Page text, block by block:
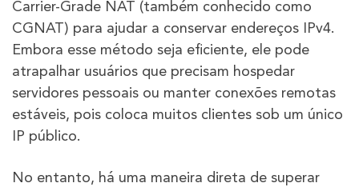
Carrier-Grade NAT (também conhecido como
CGNAT) para ajudar a conservar endereços IPv4.
Embora esse método seja eficiente, ele pode
atrapalhar usuários que precisam hospedar
servidores pessoais ou manter conexões remotas
estáveis, pois coloca muitos clientes sob um único
IP público.
No entanto, há uma maneira direta de superar